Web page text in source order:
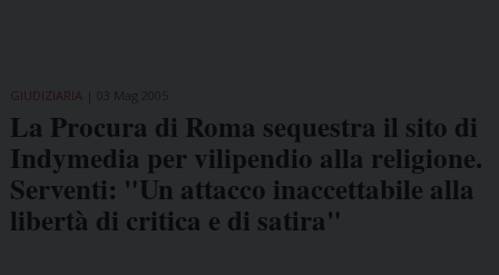
GIUDIZIARIA
La Procura di Roma sequestra il sito di
Indymedia per vilipendio alla religione.
Serventi: "Un attacco inaccettabile alla
libertà di critica e di satira"